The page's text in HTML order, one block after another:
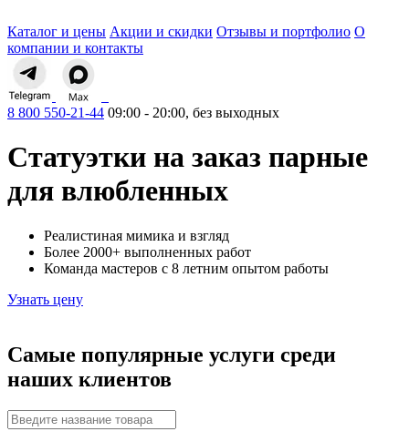
Каталог и цены Акции и скидки Отзывы и портфолио О
компании и контакты
8 800 550-21-44 09:00 - 20:00, без выходных
Статуэтки на заказ парные
для влюбленных
Реалистиная мимика и взгляд
Более 2000+ выполненных работ
Команда мастеров с 8 летним опытом работы
Узнать цену
Самые популярные услуги среди
наших клиентов